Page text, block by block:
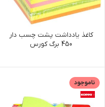
کاغذ یادداشت پشت چسب دار
450 برگ کورس
ناموجود